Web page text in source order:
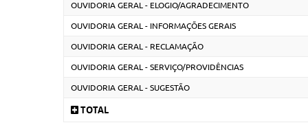
OUVIDORIA GERAL - ELOGIO/AGRADECIMENTO
OUVIDORIA GERAL - INFORMAÇÕES GERAIS
OUVIDORIA GERAL - RECLAMAÇÃO
OUVIDORIA GERAL - SERVIÇO/PROVIDÊNCIAS
OUVIDORIA GERAL - SUGESTÃO
TOTAL